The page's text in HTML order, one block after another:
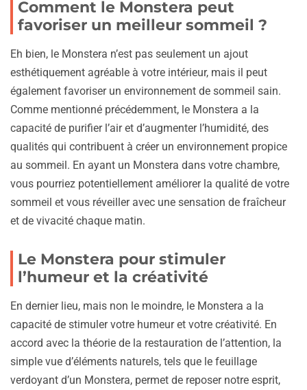
Comment le Monstera peut
favoriser un meilleur sommeil ?
Eh bien, le Monstera n’est pas seulement un ajout
esthétiquement agréable à votre intérieur, mais il peut
également favoriser un environnement de sommeil sain.
Comme mentionné précédemment, le Monstera a la
capacité de purifier l’air et d’augmenter l’humidité, des
qualités qui contribuent à créer un environnement propice
au sommeil. En ayant un Monstera dans votre chambre,
vous pourriez potentiellement améliorer la qualité de votre
sommeil et vous réveiller avec une sensation de fraîcheur
et de vivacité chaque matin.
Le Monstera pour stimuler
l’humeur et la créativité
En dernier lieu, mais non le moindre, le Monstera a la
capacité de stimuler votre humeur et votre créativité. En
accord avec la théorie de la restauration de l’attention, la
simple vue d’éléments naturels, tels que le feuillage
verdoyant d’un Monstera, permet de reposer notre esprit,